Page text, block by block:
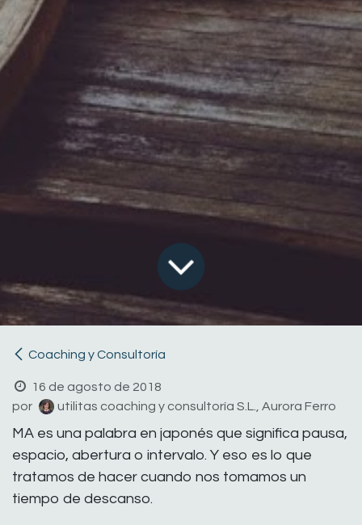
Coaching y Consultoría
16 de agosto de 2018
por
utilitas coaching y consultoría S.L., Aurora Ferro
MA es una palabra en japonés que significa pausa,
espacio, abertura o intervalo. Y eso es lo que
tratamos de hacer cuando nos tomamos un
tiempo de descanso.